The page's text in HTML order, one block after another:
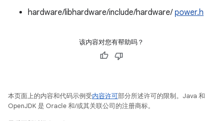
hardware/libhardware/include/hardware/ power.h
该内容对您有帮助吗？
本页面上的内容和代码示例受内容许可部分所述许可的限制。Java 和
OpenJDK 是 Oracle 和/或其关联公司的注册商标。